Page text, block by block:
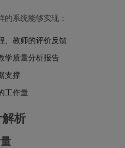
系统能够实现：
、教师的评价反馈
学质量分析报告
支撑
工作量
析